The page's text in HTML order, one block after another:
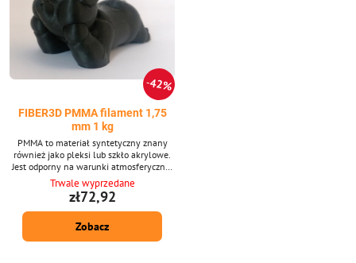
42%
FIBER3D PMMA filament 1,75
mm 1 kg
PMMA to materiał syntetyczny znany
również jako pleksi lub szkło akrylowe.
Jest odporny na warunki atmosferyczne,
dobrze przepuszcza promieniowanie UV i
ogólnie posiada dobre właściwości
izolacyjne optyczne i elektryczne.
Średnica filamentu: 1,75 mm ± 0,02
mm. Opakowanie 1 kg - zawiera ok. 361
Trwale wyprzedane
zł72,92
Zobacz